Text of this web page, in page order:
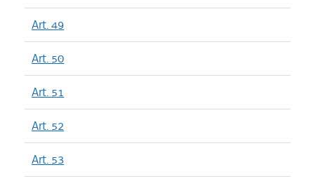
Art. 49
Art. 50
Art. 51
Art. 52
Art. 53